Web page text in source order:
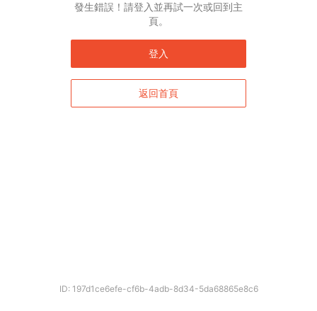
發生錯誤！請登入並再試一次或回到主
頁。
登入
返回首頁
ID: 197d1ce6efe-cf6b-4adb-8d34-5da68865e8c6